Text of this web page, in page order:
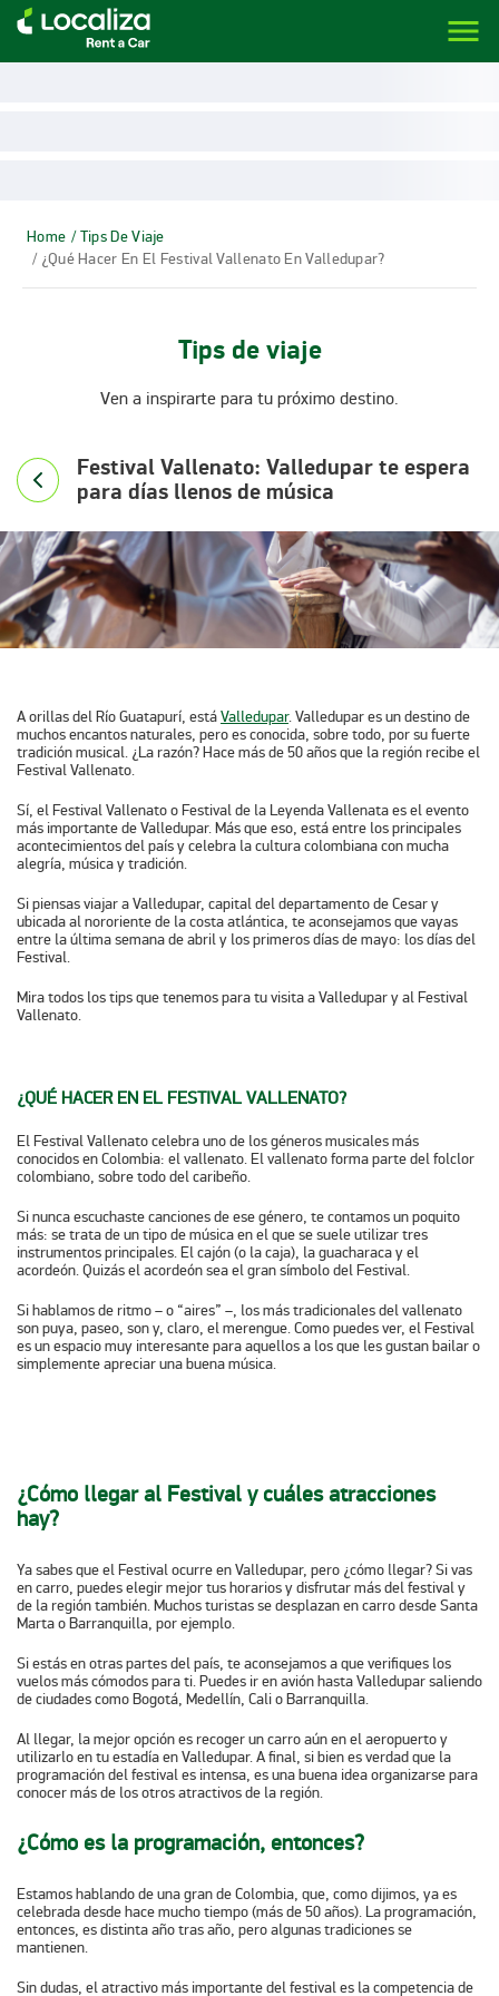
LOCALIZA ALQUILER DE VEHÍCULOS | LOCALIZA menu
Home / Tips De Viaje
/ ¿Qué Hacer En El Festival Vallenato En Valledupar?
Tips de viaje
Ven a inspirarte para tu próximo destino.
Festival Vallenato: Valledupar te espera
para días llenos de música
A orillas del Río Guatapurí, estáValledupar. Valledupar es un destino de
muchos encantos naturales, pero es conocida, sobre todo, por su fuerte
tradición musical. ¿La razón? Hace más de 50 años que la región recibe el
Festival Vallenato.
Sí, el Festival Vallenato o Festival de la Leyenda Vallenata es el evento
más importante de Valledupar. Más que eso, está entre los principales
acontecimientos del país y celebra la cultura colombiana con mucha
alegría, música y tradición.
Si piensas viajar a Valledupar, capital del departamento de Cesar y
ubicada al nororiente de la costa atlántica, te aconsejamos que vayas
entre la última semana de abril y los primeros días de mayo: los días del
Festival.
Mira todos los tips que tenemos para tu visita a Valledupar y al Festival
Vallenato.
¿QUÉ HACER EN EL FESTIVAL VALLENATO?
El Festival Vallenato celebra uno de los géneros musicales más
conocidos en Colombia: el vallenato. El vallenato forma parte del folclor
colombiano, sobre todo del caribeño.
Si nunca escuchaste canciones de ese género, te contamos un poquito
más: se trata de un tipo de música en el que se suele utilizar tres
instrumentos principales. El cajón (o la caja), la guacharaca y el
acordeón. Quizás el acordeón sea el gran símbolo del Festival.
Si hablamos de ritmo – o “aires” –, los más tradicionales del vallenato
son puya, paseo, son y, claro, el merengue. Como puedes ver, el Festival
es un espacio muy interesante para aquellos a los que les gustan bailar o
simplemente apreciar una buena música.
¿Cómo llegar al Festival y cuáles atracciones
hay?
Ya sabes que el Festival ocurre en Valledupar, pero ¿cómo llegar? Si vas
en carro, puedes elegir mejor tus horarios y disfrutar más del festival y
de la región también. Muchos turistas se desplazan en carro desde Santa
Marta o Barranquilla, por ejemplo.
Si estás en otras partes del país, te aconsejamos a que verifiques los
vuelos más cómodos para ti. Puedes ir en avión hasta Valledupar saliendo
de ciudades como Bogotá, Medellín, Cali o Barranquilla.
Al llegar, la mejor opción es recoger un carro aún en el aeropuerto y
utilizarlo en tu estadía en Valledupar. A final, si bien es verdad que la
programación del festival es intensa, es una buena idea organizarse para
conocer más de los otros atractivos de la región.
¿Cómo es la programación, entonces?
Estamos hablando de una gran de Colombia, que, como dijimos, ya es
celebrada desde hace mucho tiempo (más de 50 años). La programación,
entonces, es distinta año tras año, pero algunas tradiciones se
mantienen.
Sin dudas, el atractivo más importante del festival es lacompetencia de